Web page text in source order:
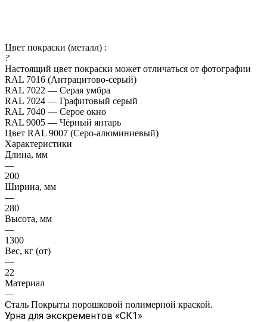
Цвет покраски (металл) :
?
Настоящий цвет покраски может отличаться от фотографии
RAL 7016 (Антрацитово-серый)
RAL 7022 — Серая умбра
RAL 7024 — Графитовый серый
RAL 7040 — Серое окно
RAL 9005 — Чёрный янтарь
Цвет RAL 9007 (Серо-алюминиевый)
Характеристики
Длина, мм
—
200
Ширина, мм
—
280
Высота, мм
—
1300
Вес, кг (от)
—
22
Материал
—
Сталь Покрыты порошковой полимерной краской.
Урна для экскрементов «СК1»